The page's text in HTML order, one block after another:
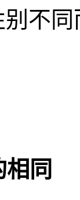
不
同